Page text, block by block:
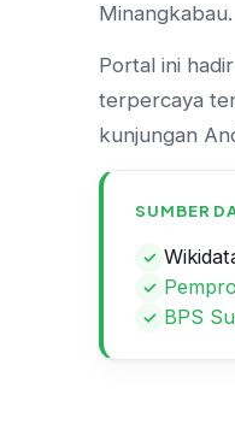
Minangkabau.
Portal ini
terpercaya
kunjungan
SUMBER
BPS